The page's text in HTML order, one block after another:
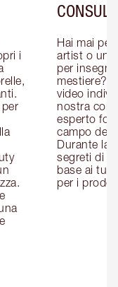
i
Hai mai
artist o un
per
mestiere?
video
nostra
esperto
campo del
Durante la
segreti di
base ai
per i